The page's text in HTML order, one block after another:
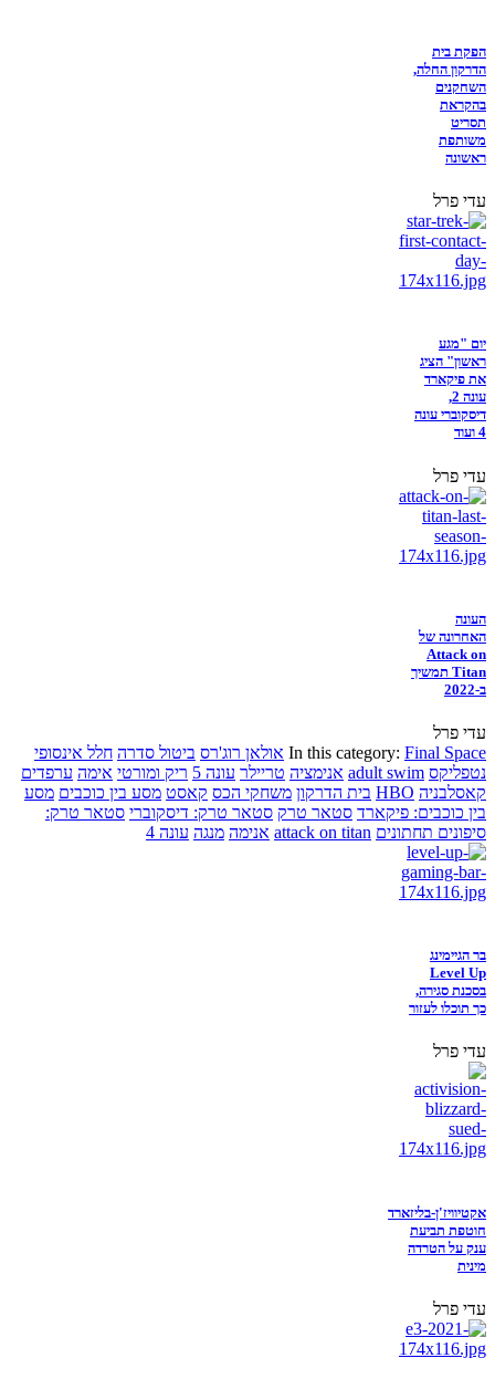
הפקת בית
הדרקון החלה,
השחקנים
בהקראת
תסריט
משותפת
ראשונה
עדי פרל
יום "מגע
ראשון" הציג
את פיקארד
עונה 2,
דיסקוברי עונה
4 ועוד
עדי פרל
העונה
האחרונה של
Attack on
Titan תמשיך
ב-2022
עדי פרל
In this category: Final Space אולאן רוג'רס ביטול סדרה חלל אינסופי
נטפליקס adult swim אנימציה טריילר עונה 5 ריק ומורטי אימה ערפדים
קאסלבניה HBO בית הדרקון משחקי הכס קאסט מסע בין כוכבים מסע
בין כוכבים: פיקארד סטאר טרק סטאר טרק: דיסקוברי סטאר טרק:
סיפונים תחתונים attack on titan אנימה מנגה עונה 4
בר הגיימינג
Level Up
בסכנת סגירה,
כך תוכלו לעזור
עדי פרל
אקטיוויז'ן-בליזארד
חוטפת תביעת
ענק על הטרדה
מינית
עדי פרל